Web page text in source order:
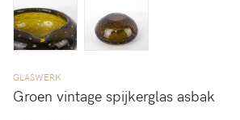
GLASWERK
Groen vintage spijkerglas asbak